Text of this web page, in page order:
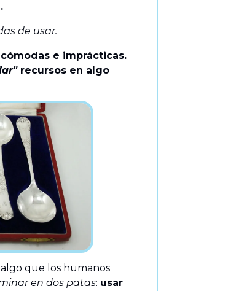
de usar.
e imprácticas.
recursos en algo
que los humanos
en dos patas: usar